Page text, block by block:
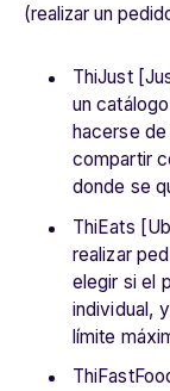
(realizar un
ThiJust
un
hacerse
compartir
donde se
ThiEats
realizar
elegir si el
individual,
límite